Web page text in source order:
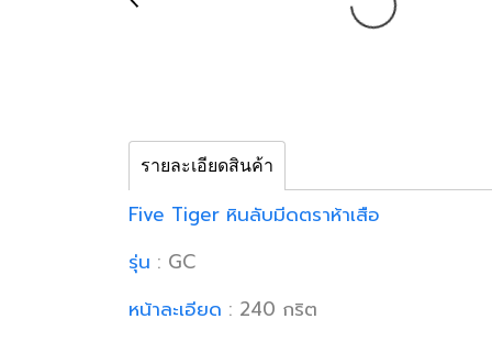
รายละเอียดสินค้า
Five Tiger หินลับมีดตราห้าเสือ
รุ่น : GC
หน้าละเอียด : 240 กริต